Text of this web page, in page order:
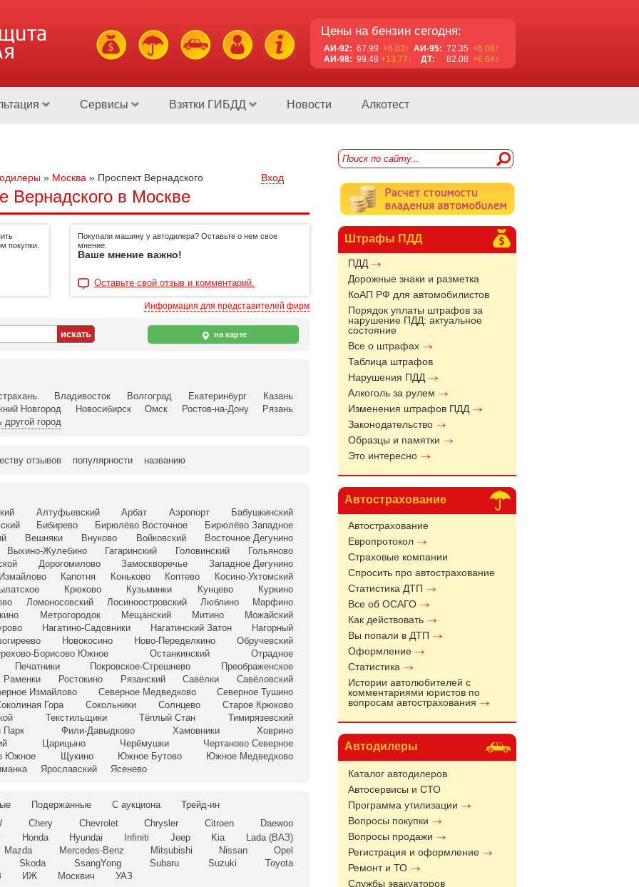
Цены на бензин сегодня:
АИ-92: 67.99 +6.03↑ АИ-95: 72.35 +6.08↑
АИ-98: 99.48 +13.77↑ ДТ: 82.08 +6.64↑
Сервисы Взятки ГИБДД Новости Алкотест
Штрафы ПДД
ПДД
Дорожные знаки и разметка
КоАП РФ для автомобилистов
Порядок уплаты штрафов за
нарушение ПДД: актуальное
состояние
Все о штрафах
Таблица штрафов
Нарушения ПДД
Алкоголь за рулем
Изменения штрафов ПДД
Законодательство
Образцы и памятки
Это интересно
Автострахование
Автострахование
Европротокол
Страховые компании
Спросить про автострахование
Статистика ДТП
Все об ОСАГО
Как действовать
Вы попали в ДТП
Оформление
Статистика
Истории автолюбителей с
комментариями юристов по
вопросам автострахования
Автодилеры
Каталог автодилеров
Автосервисы и СТО
Программа утилизации
Вопросы покупки
Вопросы продажи
Регистрация и оформление
Ремонт и ТО
Службы эвакуаторов
» Москва » Проспект Вернадского Вход
Вернадского в Москве
покупки.
Покупали машину у автодилера? Оставьте о нем свое
мнение.
Ваше мнение важно!
Оставьте свой отзыв и комментарий.
Информация для представителей фирм
на карте
Владивосток Волгоград Екатеринбург
Казань
Новгород
Новосибирск Омск Ростов-на-Дону
Рязань
другой город
отзывов популярности названию
Алтуфьевский Арбат Аэропорт
Бабушкинский
Бибирево Бирюлёво Восточное
Бирюлёво Западное
Вешняки Внуково Войковский
Восточное Дегунино
Выхино-Жулебино
Гагаринский Головинский
Гольяново
Дорогомилово Замоскворечье
Западное Дегунино
Капотня Коньково Коптево
Косино-Ухтомский
Крюково Кузьминки Кунцево
Куркино
Ломоносовский Лосиноостровский Люблино
Марфино
Метрогородок Мещанский Митино
Можайский
Нагатино-Садовники Нагатинский Затон
Нагорный
Новокосино Ново-Переделкино
Обручевский
Борисово Южное
Останкинский
Отрадное
Печатники
Покровское-Стрешнево
Преображенское
Раменки
Ростокино Рязанский Савёлки
Савёловский
Измайлово
Северное Медведково
Северное Тушино
Гора
Сокольники Солнцево
Старое Крюково
Текстильщики Тёплый Стан
Тимирязевский
Парк
Фили-Давыдково Хамовники
Ховрино
Царицыно Черёмушки
Чертаново Северное
Южное
Щукино Южное Бутово
Южное Медведково
Ярославский Ясенево
Подержанные С аукциона
Трейд-ин
Chery Chevrolet Chrysler Citroen
Daewoo
Honda Hyundai Infiniti Jeep Kia
Lada (ВАЗ)
Mazda
Mercedes-Benz Mitsubishi Nissan
Opel
Skoda
SsangYong Subaru Suzuki
Toyota
ИЖ Москвич УАЗ